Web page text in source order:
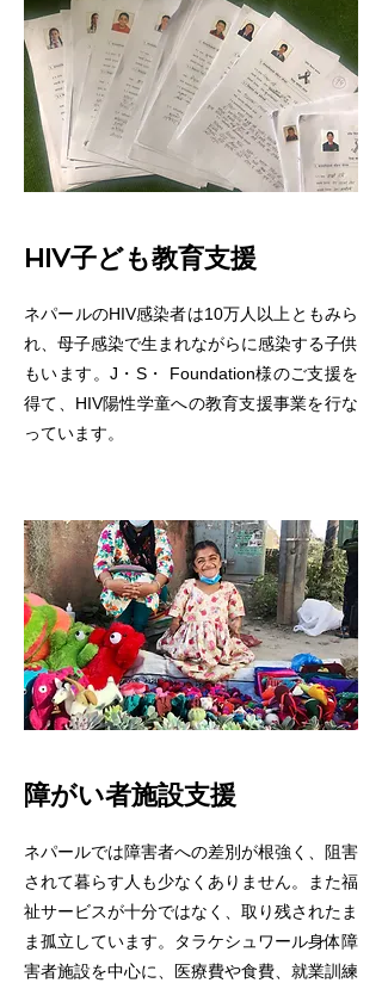
HIV子ども教育支援
ネパールのHIV感染者は10万人以上ともみら
れ、母子感染で生まれながらに感染する子供
もいます。J・S・ Foundation様のご支援を
得て、HIV陽性学童への教育支援事業を行な
っています。
障がい者施設支援
ネパールでは障害者への差別が根強く、阻害
されて暮らす人も少なくありません。また福
祉サービスが十分ではなく、取り残されたま
ま孤立しています。タラケシュワール身体障
害者施設を中心に、医療費や食費、就業訓練